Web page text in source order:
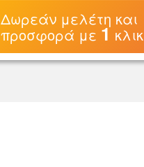
Δωρεάν μελέτη και
προσφορά με 1 κλικ